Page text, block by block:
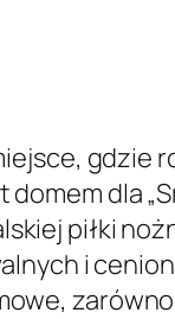
gdzie
dla
piłki
i